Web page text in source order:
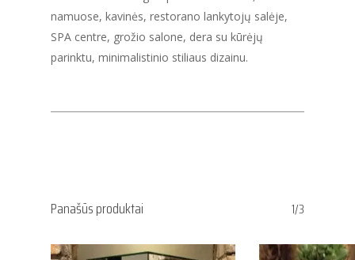
namuose, kavinės, restorano lankytojų salėje,
SPA centre, grožio salone, dera su kūrėjų
parinktu, minimalistinio stiliaus dizainu.
Panašūs produktai 1/3